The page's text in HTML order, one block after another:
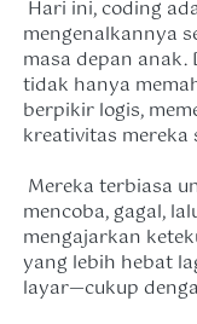
mengenalkannya
masa depan anak.
tidak hanya
berpikir logis,
kreativitas mereka
mencoba, gagal,
mengajarkan
yang lebih hebat
layar—cukup